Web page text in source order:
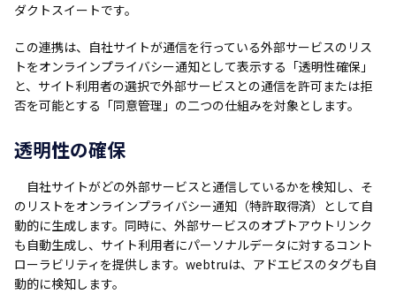
ダクトスイートです。
この連携は、自社サイトが通信を行っている外部サービスのリス
トをオンラインプライバシー通知として表示する「透明性確保」
と、サイト利用者の選択で外部サービスとの通信を許可または拒
否を可能とする「同意管理」の二つの仕組みを対象とします。
透明性の確保
自社サイトがどの外部サービスと通信しているかを検知し、そ
のリストをオンラインプライバシー通知（特許取得済）として自
動的に生成します。同時に、外部サービスのオプトアウトリンク
も自動生成し、サイト利用者にパーソナルデータに対するコント
ローラビリティを提供します。webtruは、アドエビスのタグも自
動的に検知します。